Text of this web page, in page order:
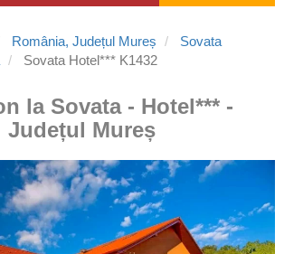
România, Județul Mureș
Sovata
Sovata Hotel*** K1432
la Sovata - Hotel*** -
Județul Mureș